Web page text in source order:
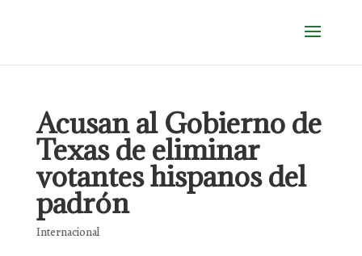
Acusan al Gobierno de
Texas de eliminar
votantes hispanos del
padrón
Internacional